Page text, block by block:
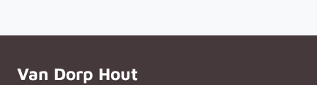
Van Dorp Hout